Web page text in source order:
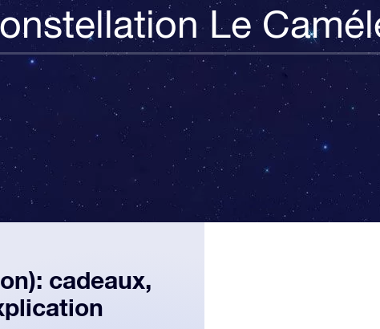
Le
cadeaux,